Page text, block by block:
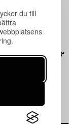
du till
Modern Art &